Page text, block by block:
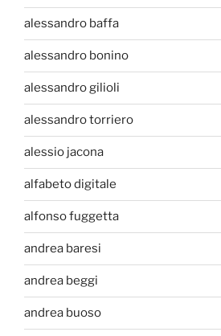
alessandro baffa
alessandro bonino
alessandro gilioli
alessandro torriero
alessio jacona
alfabeto digitale
alfonso fuggetta
andrea baresi
andrea beggi
andrea buoso